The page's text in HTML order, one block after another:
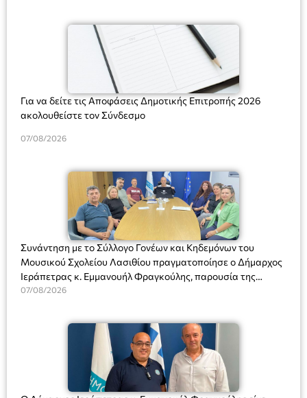
Για να δείτε τις Αποφάσεις Δημοτικής Επιτροπής 2026
ακολουθείστε τον Σύνδεσμο
07/08/2026
Συνάντηση με το Σύλλογο Γονέων και Κηδεμόνων του
Μουσικού Σχολείου Λασιθίου πραγματοποίησε ο Δήμαρχος
Ιεράπετρας κ. Εμμανουήλ Φραγκούλης, παρουσία της
Διευθύντριας του σχολείου κας Μαριάννας Χαΐτα.
07/08/2026